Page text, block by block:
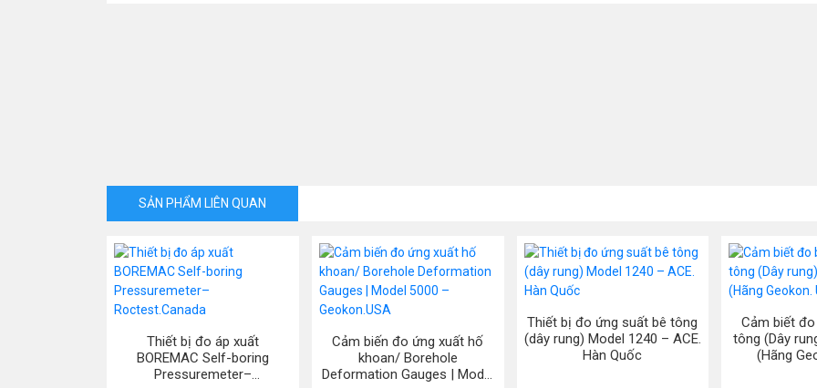
SẢN PHẨM LIÊN QUAN
Thiết bị đo áp xuất
BOREMAC Self-boring
Pressuremeter–
Cảm biến đo ứng xuất hố
khoan/ Borehole
Deformation Gauges | Model
Thiết bị đo ứng suất bê tông
(dây rung) Model 1240 – ACE.
Hàn Quốc
Cảm biết
tông (Dây
(Hãng